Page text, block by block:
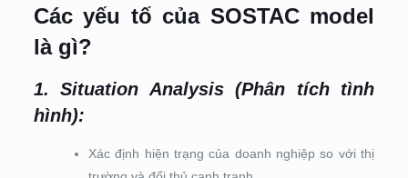
Các yếu tố của SOSTAC model
là gì?
1. Situation Analysis (Phân tích tình
hình):
Xác định hiện trạng của doanh nghiệp so với thị